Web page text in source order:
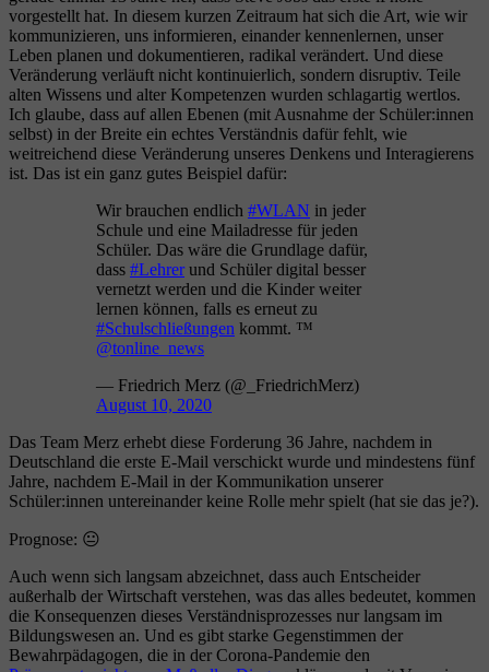
vorgestellt hat. In diesem kurzen Zeitraum hat sich die Art, wie wir
kommunizieren, uns informieren, einander kennenlernen, unser
Leben planen und dokumentieren, radikal verändert. Und diese
Veränderung verläuft nicht kontinuierlich, sondern disruptiv. Teile
alten Wissens und alter Kompetenzen wurden schlagartig wertlos.
Ich glaube, dass auf allen Ebenen (mit Ausnahme der Schüler:innen
selbst) in der Breite ein echtes Verständnis dafür fehlt, wie
weitreichend diese Veränderung unseres Denkens und Interagierens
ist. Das ist ein ganz gutes Beispiel dafür:
Wir brauchen endlich #WLAN in jeder
Schule und eine Mailadresse für jeden
Schüler. Das wäre die Grundlage dafür,
dass #Lehrerund Schüler digital besser
vernetzt werden und die Kinder weiter
lernen können, falls es erneut zu
#Schulschließungen kommt. ™
@tonline_news
— Friedrich Merz (@_FriedrichMerz)
August 10, 2020
Das Team Merz erhebt diese Forderung 36 Jahre, nachdem in
Deutschland die erste E-Mail verschickt wurde und mindestens fünf
Jahre, nachdem E-Mail in der Kommunikation unserer
Schüler:innen untereinander keine Rolle mehr spielt (hat sie das je?).
Prognose: 😐
Auch wenn sich langsam abzeichnet, dass auch Entscheider
außerhalb der Wirtschaft verstehen, was das alles bedeutet, kommen
die Konsequenzen dieses Verständnisprozesses nur langsam im
Bildungswesen an. Und es gibt starke Gegenstimmen der
Bewahrpädagogen, die in der Corona-Pandemie den